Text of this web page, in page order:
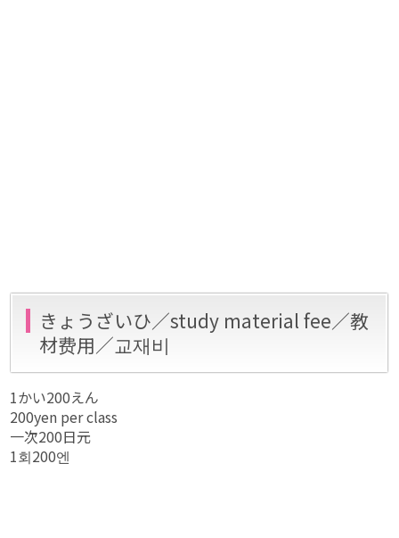
きょうざいひ／study material fee／教
材费用／교재비
1かい200えん
200yen per class
一次200日元
1회200엔